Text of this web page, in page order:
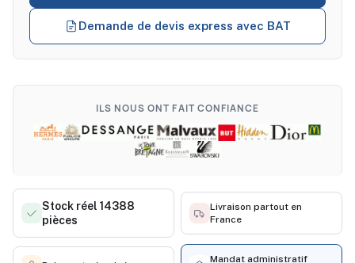
Demande de devis express avec BAT
ILS NOUS ONT FAIT CONFIANCE
Stock réel 14388
pièces
Livraison partout en
France
Mandat administratif